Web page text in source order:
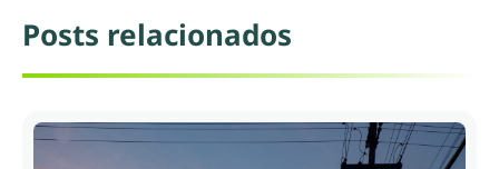
Posts relacionados